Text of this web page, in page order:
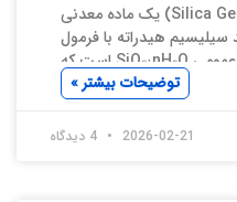
سیلیکاژل چیست؟ سیلیکاژل (Silica Gel) یک ماده معدنی
هیدراته با فرمول
عمومی SiO₂·nH₂O است که
توضیحات بیشتر »
2026-02-21